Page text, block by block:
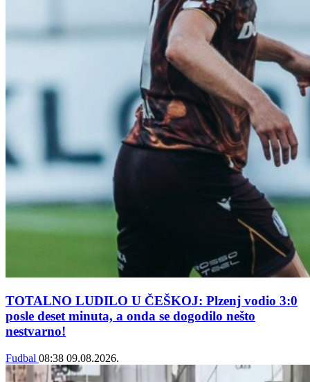
TOTALNO LUDILO U ČEŠKOJ: Plzenj vodio 3:0
posle deset minuta, a onda se dogodilo nešto
nestvarno!
Fudbal 08:38 09.08.2026.